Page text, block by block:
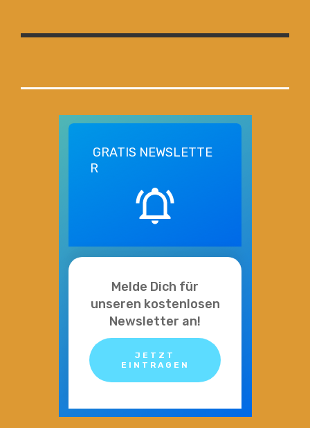
GRATIS NEWSLETTE
R
Melde Dich für
unseren kostenlosen
Newsletter an!
JETZT
EINTRAGEN